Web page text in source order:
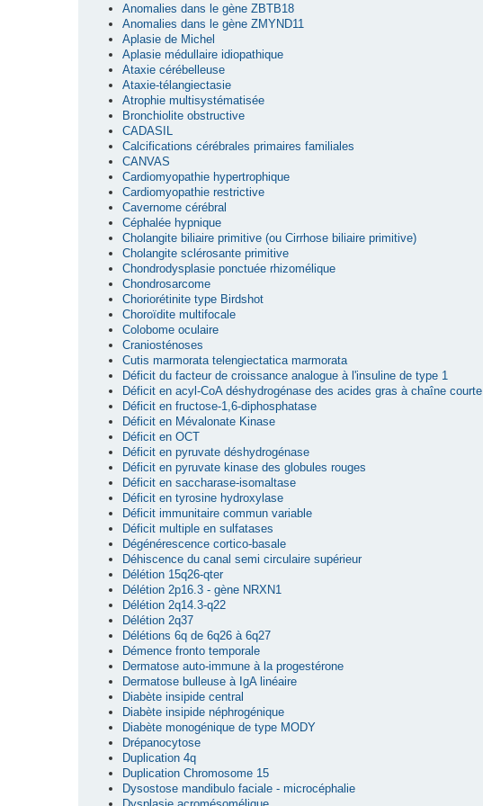
Anomalies dans le gène ZBTB18
Anomalies dans le gène ZMYND11
Aplasie de Michel
Aplasie médullaire idiopathique
Ataxie cérébelleuse
Ataxie-télangiectasie
Atrophie multisystématisée
Bronchiolite obstructive
CADASIL
Calcifications cérébrales primaires familiales
CANVAS
Cardiomyopathie hypertrophique
Cardiomyopathie restrictive
Cavernome cérébral
Céphalée hypnique
Cholangite biliaire primitive (ou Cirrhose biliaire primitive)
Cholangite sclérosante primitive
Chondrodysplasie ponctuée rhizomélique
Chondrosarcome
Choriorétinite type Birdshot
Choroïdite multifocale
Colobome oculaire
Craniosténoses
Cutis marmorata telengiectatica marmorata
Déficit du facteur de croissance analogue à l'insuline de type 1
Déficit en acyl-CoA déshydrogénase des acides gras à chaîne courte
Déficit en fructose-1,6-diphosphatase
Déficit en Mévalonate Kinase
Déficit en OCT
Déficit en pyruvate déshydrogénase
Déficit en pyruvate kinase des globules rouges
Déficit en saccharase-isomaltase
Déficit en tyrosine hydroxylase
Déficit immunitaire commun variable
Déficit multiple en sulfatases
Dégénérescence cortico-basale
Déhiscence du canal semi circulaire supérieur
Délétion 15q26-qter
Délétion 2p16.3 - gène NRXN1
Délétion 2q14.3-q22
Délétion 2q37
Délétions 6q de 6q26 à 6q27
Démence fronto temporale
Dermatose auto-immune à la progestérone
Dermatose bulleuse à IgA linéaire
Diabète insipide central
Diabète insipide néphrogénique
Diabète monogénique de type MODY
Drépanocytose
Duplication 4q
Duplication Chromosome 15
Dysostose mandibulo faciale - microcéphalie